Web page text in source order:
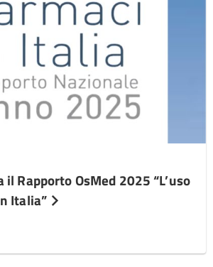
il Rapporto OsMed 2025 “L’uso
Italia”